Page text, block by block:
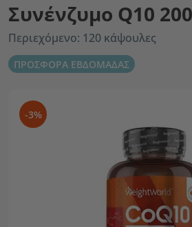
Συνένζυμο Q10
Περιεχόμενο: 120 κάψουλες
ΠΡΟΣΦΟΡΑ ΕΒΔΟΜΑΔΑΣ
-3%